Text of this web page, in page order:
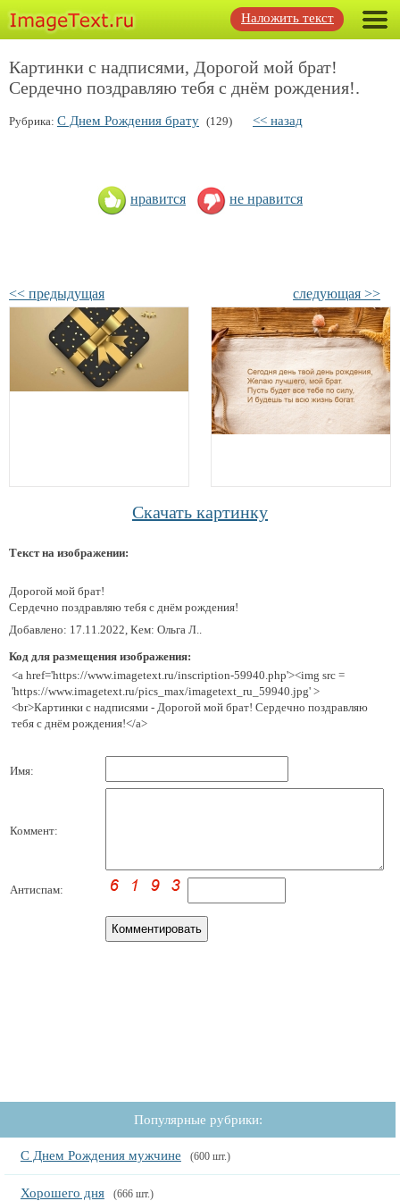
Наложить текст
Картинки с надписями, Дорогой мой брат!
Сердечно поздравляю тебя с днём рождения!.
Рубрика: С Днем Рождения брату (129) << назад
нравится не нравится
<< предыдущая следующая >>
Скачать картинку
Текст на изображении:
Дорогой мой брат!
Сердечно поздравляю тебя с днём рождения!
Добавлено: 17.11.2022, Кем: Ольга Л..
Код для размещения изображения:
<a href='https://www.imagetext.ru/inscription-59940.php'><img src =
'https://www.imagetext.ru/pics_max/imagetext_ru_59940.jpg' >
<br>Картинки с надписями - Дорогой мой брат! Сердечно поздравляю
тебя с днём рождения!</a>
Имя:
Коммент:
Антиспам:
Популярные рубрики:
С Днем Рождения мужчине (600 шт.)
Хорошего дня (666 шт.)